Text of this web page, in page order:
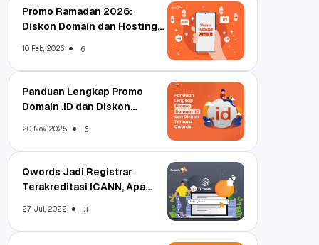
Promo Ramadan 2026:
Diskon Domain dan Hosting
10 Feb, 2026 6
Panduan Lengkap Promo
Domain .ID dan Diskon
20 Nov, 2025 6
Qwords Jadi Registrar
Terakreditasi ICANN, Apa
27 Jul, 2022 3